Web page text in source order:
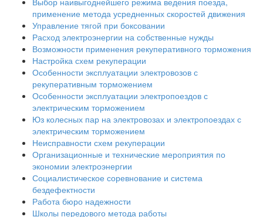
применение метода усредненных скоростей движения
Управление тягой при боксовании
Расход электроэнергии на собственные нужды
Возможности применения рекуперативного торможения
Настройка схем рекуперации
Особенности эксплуатации электровозов с
рекуперативным торможением
Особенности эксплуатации электропоездов с
электрическим торможением
Юз колесных пар на электровозах и электропоездах с
электрическим торможением
Неисправности схем рекуперации
Организационные и технические мероприятия по
экономии электроэнергии
Социалистическое соревнование и система
бездефектности
Работа бюро надежности
Школы передового метода работы